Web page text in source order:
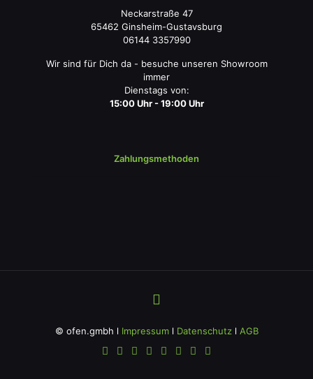
Neckarstraße 47
65462 Ginsheim-Gustavsburg
06144 3357990
Wir sind für Dich da - besuche unseren Showroom
immer
Dienstags von:
15:00 Uhr - 19:00 Uhr
Zahlungsmethoden
© ofen.gmbh l Impressuml Datenschutzl AGB